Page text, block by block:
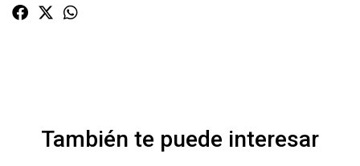
También te puede interesar